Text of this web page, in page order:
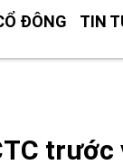
ĐÔNG TIN